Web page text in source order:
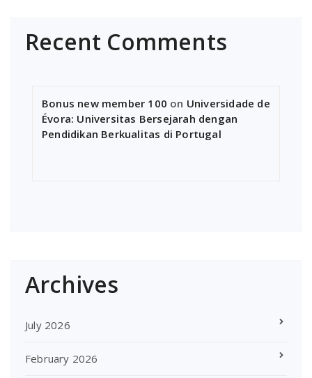
Recent Comments
Bonus new member 100 on Universidade de
Évora: Universitas Bersejarah dengan
Pendidikan Berkualitas di Portugal
Archives
July 2026
February 2026